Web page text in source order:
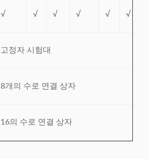
√ √ √ √ √ √
고정자 시험대
8개의 수로 연결 상자
16의 수로 연결 상자